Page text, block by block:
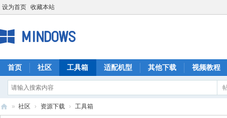
设为首页 收藏本站
首页 社区 工具箱 适配机型 其他下载 视频教程
» 社区 › 资源下载 › 工具箱